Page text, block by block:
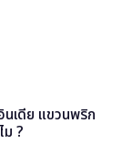
เดีย แขวนพริก
ม ?